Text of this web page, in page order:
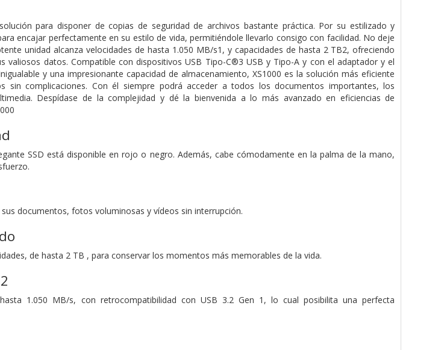
para disponer de copias de seguridad de archivos bastante práctica. Por su estilizado y
encajar perfectamente en su estilo de vida, permitiéndole llevarlo consigo con facilidad. No deje
unidad alcanza velocidades de hasta 1.050 MB/s1, y capacidades de hasta 2 TB2, ofreciendo
valiosos datos. Compatible con dispositivos USB Tipo-C®3 USB y Tipo-A y con el adaptador y el
y una impresionante capacidad de almacenamiento, XS1000 es la solución más eficiente
sin complicaciones. Con él siempre podrá acceder a todos los documentos importantes, los
Despídase de la complejidad y dé la bienvenida a lo más avanzado en eficiencias de
SSD está disponible en rojo o negro. Además, cabe cómodamente en la palma de la mano,
documentos, fotos voluminosas y vídeos sin interrupción.
de hasta 2 TB , para conservar los momentos más memorables de la vida.
1.050 MB/s, con retrocompatibilidad con USB 3.2 Gen 1, lo cual posibilita una perfecta